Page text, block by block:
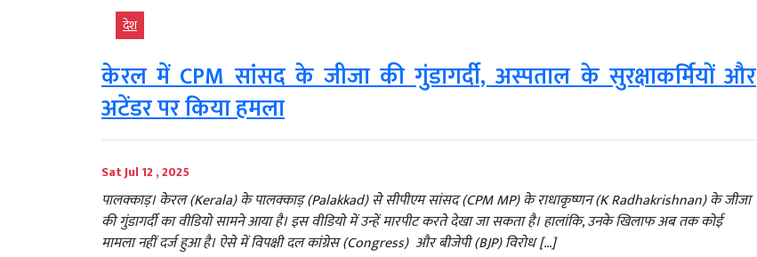
देश
केरल में CPM सांसद के जीजा की गुंडागर्दी, अस्पताल के सुरक्षाकर्मियों और
अटेंडर पर किया हमला
Sat Jul 12 , 2025
पालक्काड़। केरल (Kerala) के पालक्काड़ (Palakkad) से सीपीएम सांसद (CPM MP) के राधाकृष्णन (K Radhakrishnan) के जीजा
की गुंडागर्दी का वीडियो सामने आया है। इस वीडियो में उन्हें मारपीट करते देखा जा सकता है। हालांकि, उनके खिलाफ अब तक कोई
मामला नहीं दर्ज हुआ है। ऐसे में विपक्षी दल कांग्रेस (Congress) और बीजेपी (BJP) विरोध […]